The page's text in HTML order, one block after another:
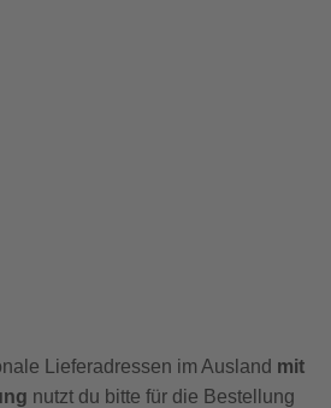
Lieferadressen im Ausland mit
nutzt du bitte für die Bestellung